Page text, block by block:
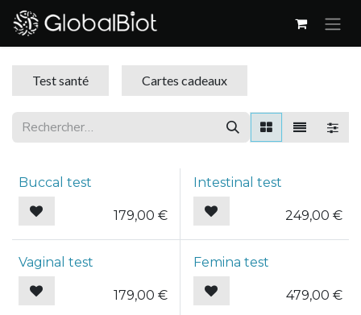
Se rendre au contenu
Test santé Cartes cadeaux
Buccal test
179,00 €
Intestinal test
249,00 €
Vaginal test
179,00 €
Femina test
479,00 €